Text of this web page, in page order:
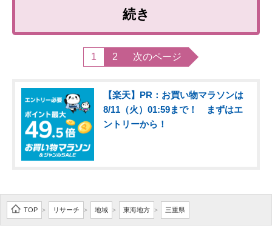
続き
1 2 次のページ
【楽天】PR：お買い物マラソンは
8/11（火）01:59まで！ まずはエ
ントリーから！
TOP > リサーチ > 地域 > 東海地方 > 三重県